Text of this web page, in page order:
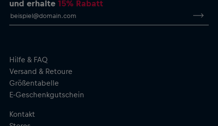
und angenehme Haptik
und erhalte15% Rabatt
Hilfe & FAQ
Versand & Retoure
Größentabelle
E-Geschenkgutschein
Kontakt